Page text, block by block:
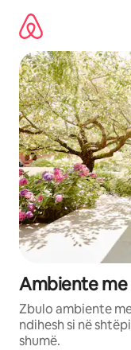
përmbajtja
Ambiente me
Zbulo ambiente
ndihesh si në
shumë.